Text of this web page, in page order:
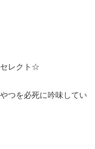
セレクト☆
つを必死に吟味してい